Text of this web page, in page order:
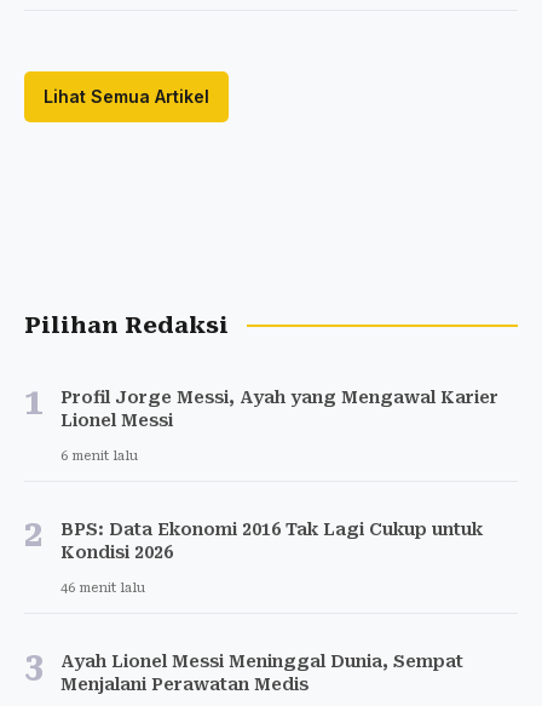
Lihat Semua Artikel
Pilihan Redaksi
1
Profil Jorge Messi, Ayah yang Mengawal Karier
Lionel Messi
6 menit lalu
2
BPS: Data Ekonomi 2016 Tak Lagi Cukup untuk
Kondisi 2026
46 menit lalu
3
Ayah Lionel Messi Meninggal Dunia, Sempat
Menjalani Perawatan Medis